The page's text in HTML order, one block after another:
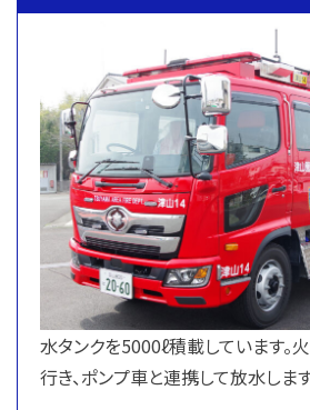
水タンクを5000ℓ積載しています。
行き、ポンプ車と連携して放水します